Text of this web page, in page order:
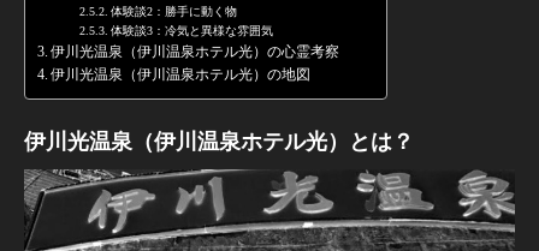
体験談2：勝手に動く物
体験談3：冷気と異様な雰囲気
伊川光温泉（伊川温泉ホテル光）の心霊考察
伊川光温泉（伊川温泉ホテル光）の地図
伊川光温泉（伊川温泉ホテル光）とは？